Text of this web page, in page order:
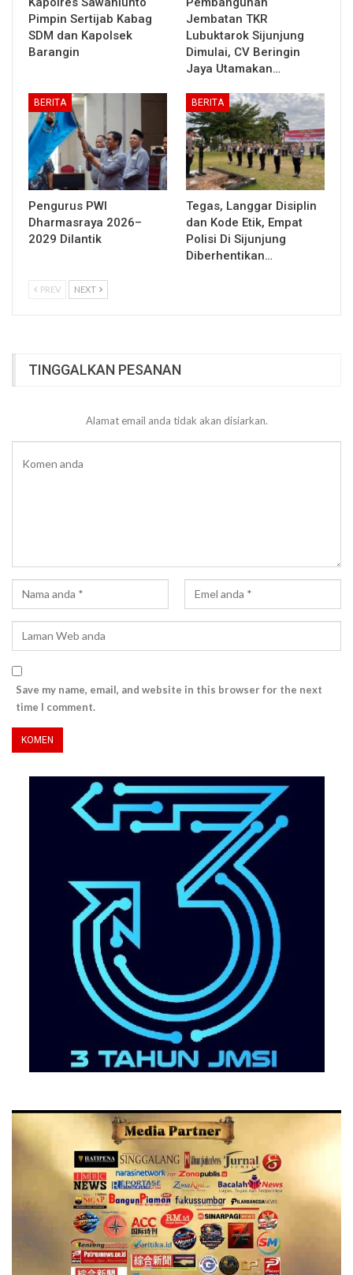
Pimpin Sertijab Kabag
SDM dan Kapolsek
Barangin
Jembatan TKR
Lubuktarok Sijunjung
Dimulai, CV Beringin
Jaya Utamakan…
BERITA
Pengurus PWI
Dharmasraya 2026–
2029 Dilantik
BERITA
Tegas, Langgar Disiplin
dan Kode Etik, Empat
Polisi Di Sijunjung
Diberhentikan…
PREV NEXT
TINGGALKAN PESANAN
Alamat email anda tidak akan disiarkan.
Save my name, email, and website in this browser for the next
time I comment.